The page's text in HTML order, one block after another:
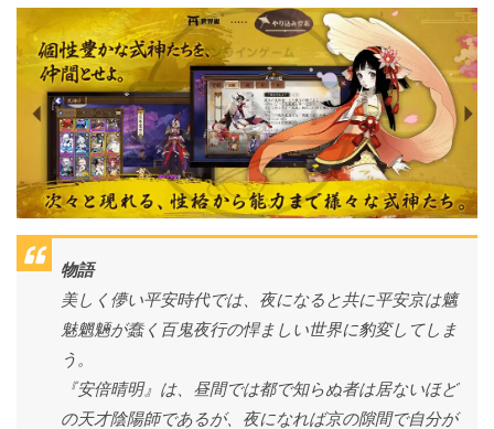
物語
美しく儚い平安時代では、夜になると共に平安京は魑
魅魍魎が蠢く百鬼夜行の悍ましい世界に豹変してしま
う。
『安倍晴明』は、昼間では都で知らぬ者は居ないほど
の天才陰陽師であるが、夜になれば京の隙間で自分が